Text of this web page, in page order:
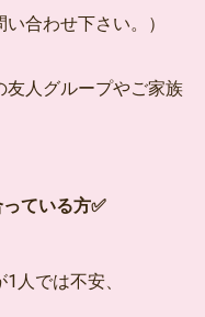
合わせ下さい。）
友人グループやご家族
ている方✅
人では不安、